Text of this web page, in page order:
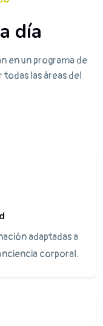
día
en un programa de
las áreas del
adaptadas a
corporal.